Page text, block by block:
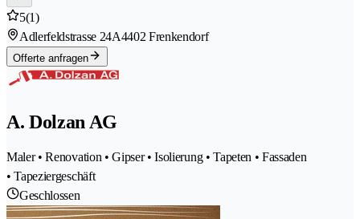
5(1)
Adlerfeldstrasse 24A4402 Frenkendorf
Offerte anfragen
A. Dolzan AG
Maler • Renovation • Gipser • Isolierung • Tapeten • Fassaden
• Tapeziergeschäft
Geschlossen